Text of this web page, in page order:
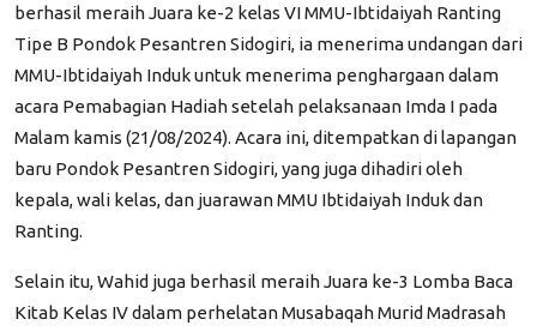
berhasil meraih Juara ke-2 kelas VI MMU-Ibtidaiyah Ranting
Tipe B Pondok Pesantren Sidogiri, ia menerima undangan dari
MMU-Ibtidaiyah Induk untuk menerima penghargaan dalam
acara Pemabagian Hadiah setelah pelaksanaan Imda I pada
Malam kamis (21/08/2024). Acara ini, ditempatkan di lapangan
baru Pondok Pesantren Sidogiri, yang juga dihadiri oleh
kepala, wali kelas, dan juarawan MMU Ibtidaiyah Induk dan
Ranting.
Selain itu, Wahid juga berhasil meraih Juara ke-3 Lomba Baca
Kitab Kelas IV dalam perhelatan Musabaqah Murid Madrasah